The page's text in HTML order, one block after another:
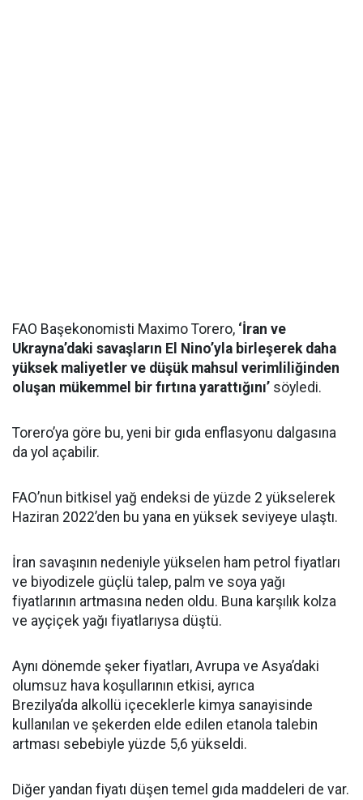
FAO Başekonomisti Maximo Torero, ‘İran ve
Ukrayna’daki savaşların El Nino’yla birleşerek daha
yüksek maliyetler ve düşük mahsul verimliliğinden
oluşan mükemmel bir fırtına yarattığını’ söyledi.
Torero’ya göre bu, yeni bir gıda enflasyonu dalgasına
da yol açabilir.
FAO’nun bitkisel yağ endeksi de yüzde 2 yükselerek
Haziran 2022’den bu yana en yüksek seviyeye ulaştı.
İran savaşının nedeniyle yükselen ham petrol fiyatları
ve biyodizele güçlü talep, palm ve soya yağı
fiyatlarının artmasına neden oldu. Buna karşılık kolza
ve ayçiçek yağı fiyatlarıysa düştü.
Aynı dönemde şeker fiyatları, Avrupa ve Asya’daki
olumsuz hava koşullarının etkisi, ayrıca
Brezilya’da alkollü içeceklerle kimya sanayisinde
kullanılan ve şekerden elde edilen etanola talebin
artması sebebiyle yüzde 5,6 yükseldi.
Diğer yandan fiyatı düşen temel gıda maddeleri de var.